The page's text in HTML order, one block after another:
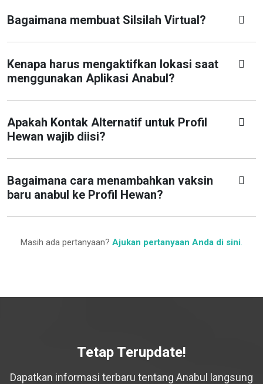
Bagaimana membuat Silsilah Virtual?
Kenapa harus mengaktifkan lokasi saat
menggunakan Aplikasi Anabul?
Apakah Kontak Alternatif untuk Profil
Hewan wajib diisi?
Bagaimana cara menambahkan vaksin
baru anabul ke Profil Hewan?
Masih ada pertanyaan? Ajukan pertanyaan Anda di sini.
Tetap Terupdate!
Dapatkan informasi terbaru tentang Anabul langsung